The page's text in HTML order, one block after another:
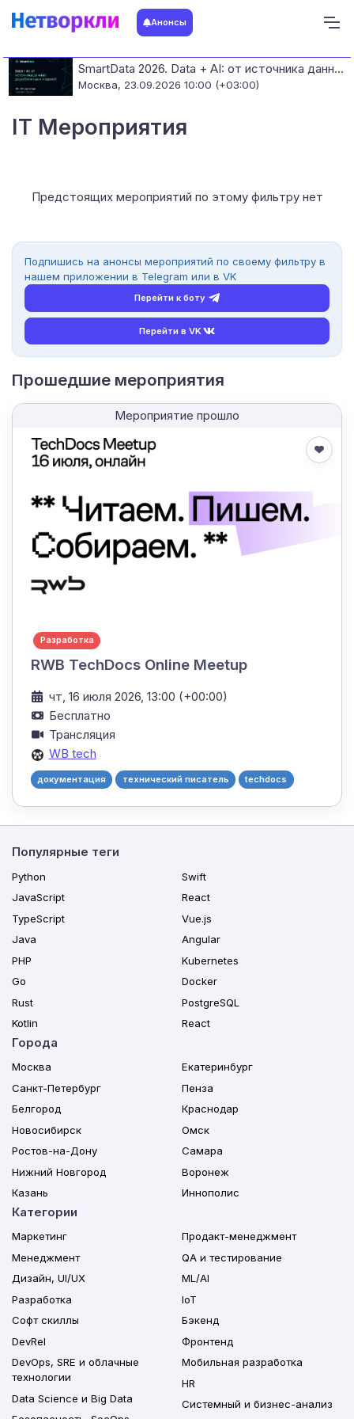
Анонсы
SmartData 2026. Data + AI: от источника данных до работающих моделей
Москва, 23.09.2026 10:00 (+03:00)
IT Мероприятия
Предстоящих мероприятий по этому фильтру нет
Подпишись на анонсы мероприятий по своему фильтру в
нашем приложении в Telegram или в VK
Перейти к боту
Перейти в VK
Прошедшие мероприятия
Мероприятие прошло
Разработка
RWB TechDocs Online Meetup
чт, 16 июля 2026, 13:00 (+00:00)
Бесплатно
Трансляция
WB tech
документация технический писатель techdocs
Популярные теги
Python
JavaScript
TypeScript
Java
PHP
Go
Rust
Kotlin
Swift
React
Vue.js
Angular
Kubernetes
Docker
PostgreSQL
React
Города
Москва
Санкт-Петербург
Белгород
Новосибирск
Ростов-на-Дону
Нижний Новгород
Казань
Екатеринбург
Пенза
Краснодар
Омск
Самара
Воронеж
Иннополис
Категории
Маркетинг
Менеджмент
Дизайн, UI/UX
Разработка
Софт скиллы
DevRel
DevOps, SRE и облачные
технологии
Data Science и Big Data
Продакт-менеджмент
QA и тестирование
ML/AI
IoT
Бэкенд
Фронтенд
Мобильная разработка
HR
Системный и бизнес-анализ